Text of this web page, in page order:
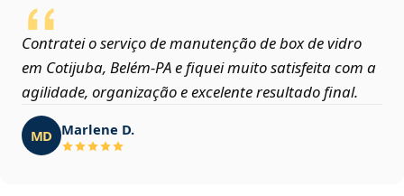
Contratei o serviço de manutenção de box de vidro
em Cotijuba, Belém‑PA e fiquei muito satisfeita com a
agilidade, organização e excelente resultado final.
MD Marlene D.